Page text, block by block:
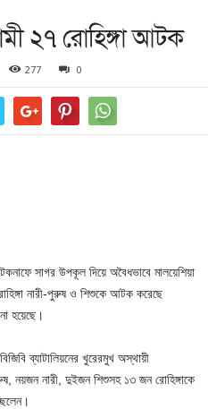
২৭ রোহিঙ্গা আটক
277 0
সাগর উপকূল দিয়ে অবৈধভাবে মালয়েশিয়া
নারী-পুরুষ ও শিশুকে আটক করেছে
হয়েছে।
ব্যাটালিয়নের খুরেরমুখ অস্থায়ী
নয়জন নারী, দুইজন শিশুসহ ১৩ জন রোহিঙ্গাকে